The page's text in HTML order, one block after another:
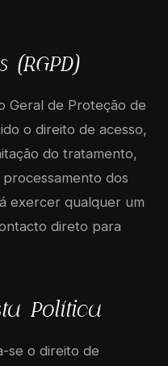
(RGPD)
Geral de Proteção de
o direito de acesso,
do tratamento,
dos
exercer qualquer um
direto para
Política
se o direito de